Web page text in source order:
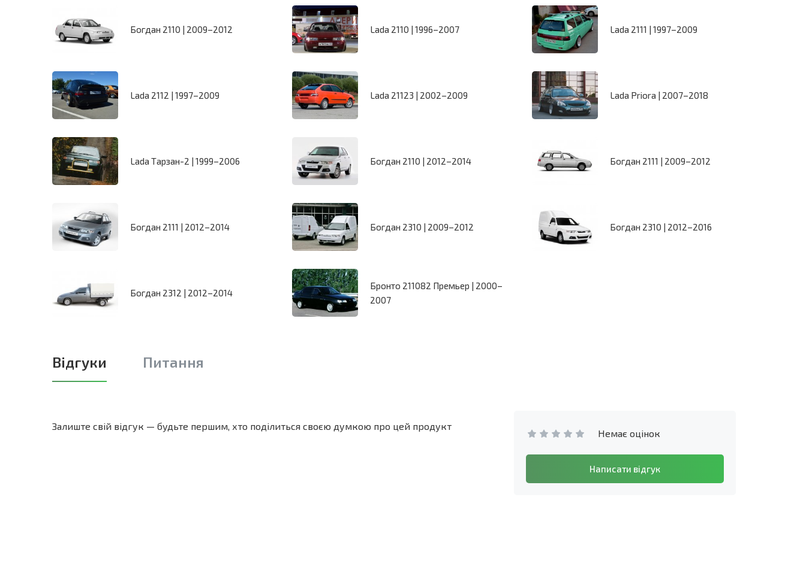
Богдан 2110 | 2009–2012 Lada 2110 | 1996–2007 Lada 2111 | 1997–2009
Lada 2112 | 1997–2009 Lada 21123 | 2002–2009 Lada Priora | 2007–2018
Lada Тарзан-2 | 1999–2006 Богдан 2110 | 2012–2014 Богдан 2111 | 2009–2012
Богдан 2111 | 2012–2014 Богдан 2310 | 2009–2012 Богдан 2310 | 2012–2016
Богдан 2312 | 2012–2014
Бронто 211082 Премьер | 2000–
2007
Відгуки Питання
Немає оцінок
Написати відгук
Залиште свій відгук — будьте першим, хто поділиться своєю думкою про цей продукт